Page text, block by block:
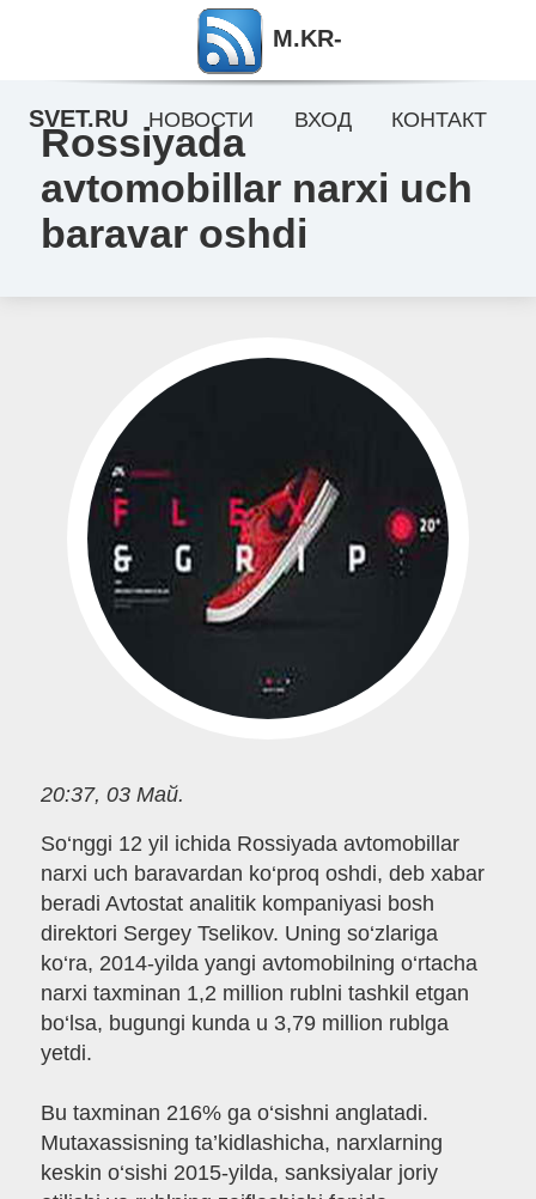
Rossiyada
avtomobillar narxi uch
baravar oshdi
20:37, 03 Май.
So‘nggi 12 yil ichida Rossiyada avtomobillar
narxi uch baravardan ko‘proq oshdi, deb xabar
beradi Avtostat analitik kompaniyasi bosh
direktori Sergey Tselikov. Uning so‘zlariga
ko‘ra, 2014-yilda yangi avtomobilning o‘rtacha
narxi taxminan 1,2 million rublni tashkil etgan
bo‘lsa, bugungi kunda u 3,79 million rublga
yetdi.
Bu taxminan 216% ga o‘sishni anglatadi.
Mutaxassisning ta’kidlashicha, narxlarning
keskin o‘sishi 2015-yilda, sanksiyalar joriy
M.KR-
SVET.RU НОВОСТИ ВХОД КОНТАКТ